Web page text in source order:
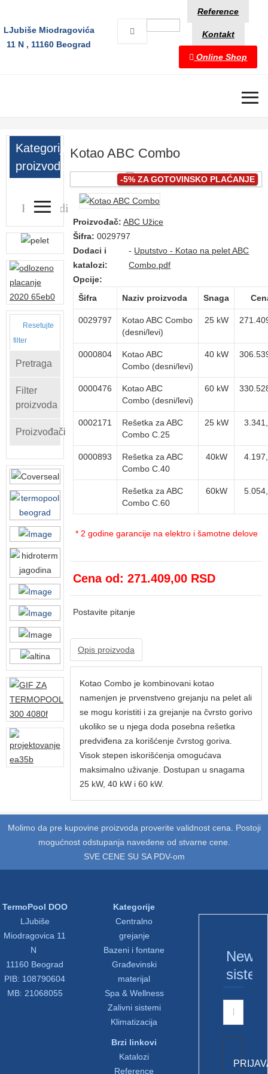
LJubiše Miodragovića
11 N , 11160 Beograd
Reference
Kontakt
Online Shop
≡
Kategorije
proizvoda
Proizvodi
≡
Resetujte
filter
Pretraga
Filter
proizvoda
Proizvođači
Kotao ABC Combo
-5% ZA GOTOVINSKO PLAĆANJE
Proizvođač: ABC Užice
Šifra: 0029797
Dodaci i
katalozi:
- Uputstvo - Kotao na pelet ABC
Combo.pdf
Opcije:
Šifra
Naziv proizvoda Snaga
0029797
Kotao ABC Combo
(desni/levi)
25 kW
0000804
Kotao ABC
Combo (desni/levi)
40 kW
0000476
Kotao ABC
Combo (desni/levi)
60 kW
0002171
Rešetka za ABC
Combo C.25
25 kW
0000893
Rešetka za ABC
Combo C.40
40kW
Rešetka za ABC
Combo C.60
60kW
* 2 godine garancije na elektro i šamotne delove
Cena od: 271.409,00 RSD
Postavite pitanje
Opis proizvoda
Kotao Combo je kombinovani kotao
namenjen je prvenstveno grejanju na pelet ali
se mogu koristiti i za grejanje na čvrsto gorivo
ukoliko se u njega doda posebna rešetka
predviđena za korišćenje čvrstog goriva.
Visok stepen iskorišćenja omogućava
maksimalno uživanje. Dostupan u snagama
25 kW, 40 kW i 60 kW.
Molimo da pre kupovine proizvoda proverite validnost cena. Postoji
mogućnost odstupanja navedene od stvarne cene.
SVE CENE SU SA PDV-om
TermoPool DOO
LJubiše
Miodragovica 11
N
11160 Beograd
PIB: 108790604
MB: 21068055
Kategorije
Centralno
grejanje
Bazeni i fontane
Građevinski
materijal
Spa & Wellness
Zalivni sistemi
Klimatizacija
Brzi linkovi
Katalozi
Reference
sistem